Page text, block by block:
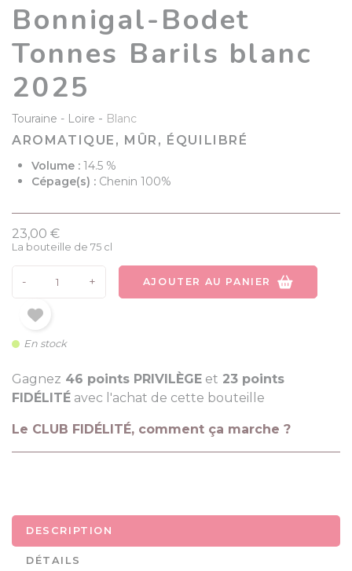
Bonnigal-Bodet
Tonnes Barils blanc
2025
Touraine Loire - Blanc
AROMATIQUE, MÛR, ÉQUILIBRÉ
Volume : 14.5 %
Cépage(s) : Chenin 100%
23,00 €
La bouteille de 75 cl
- + AJOUTER AU PANIER
En stock
Gagnez 46 points PRIVILÈGE et 23 points
FIDÉLITÉ avec l'achat de cette bouteille
Le CLUB FIDÉLITÉ, comment ça marche ?
DESCRIPTION
DÉTAILS